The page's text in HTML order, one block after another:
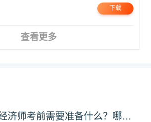
下载
查看更多
2026年中级经济师考前需要准备什么？哪些物品不能带？